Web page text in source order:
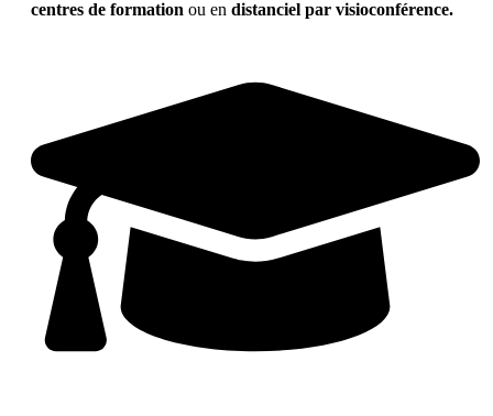
centres de formation ou en distanciel par visioconférence.